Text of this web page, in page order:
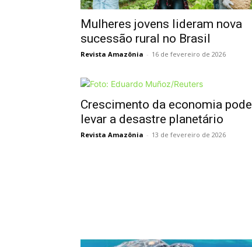
Mulheres jovens lideram nova
sucessão rural no Brasil
Revista Amazônia - 16 de fevereiro de 2026
Crescimento da economia pode
levar a desastre planetário
Revista Amazônia - 13 de fevereiro de 2026